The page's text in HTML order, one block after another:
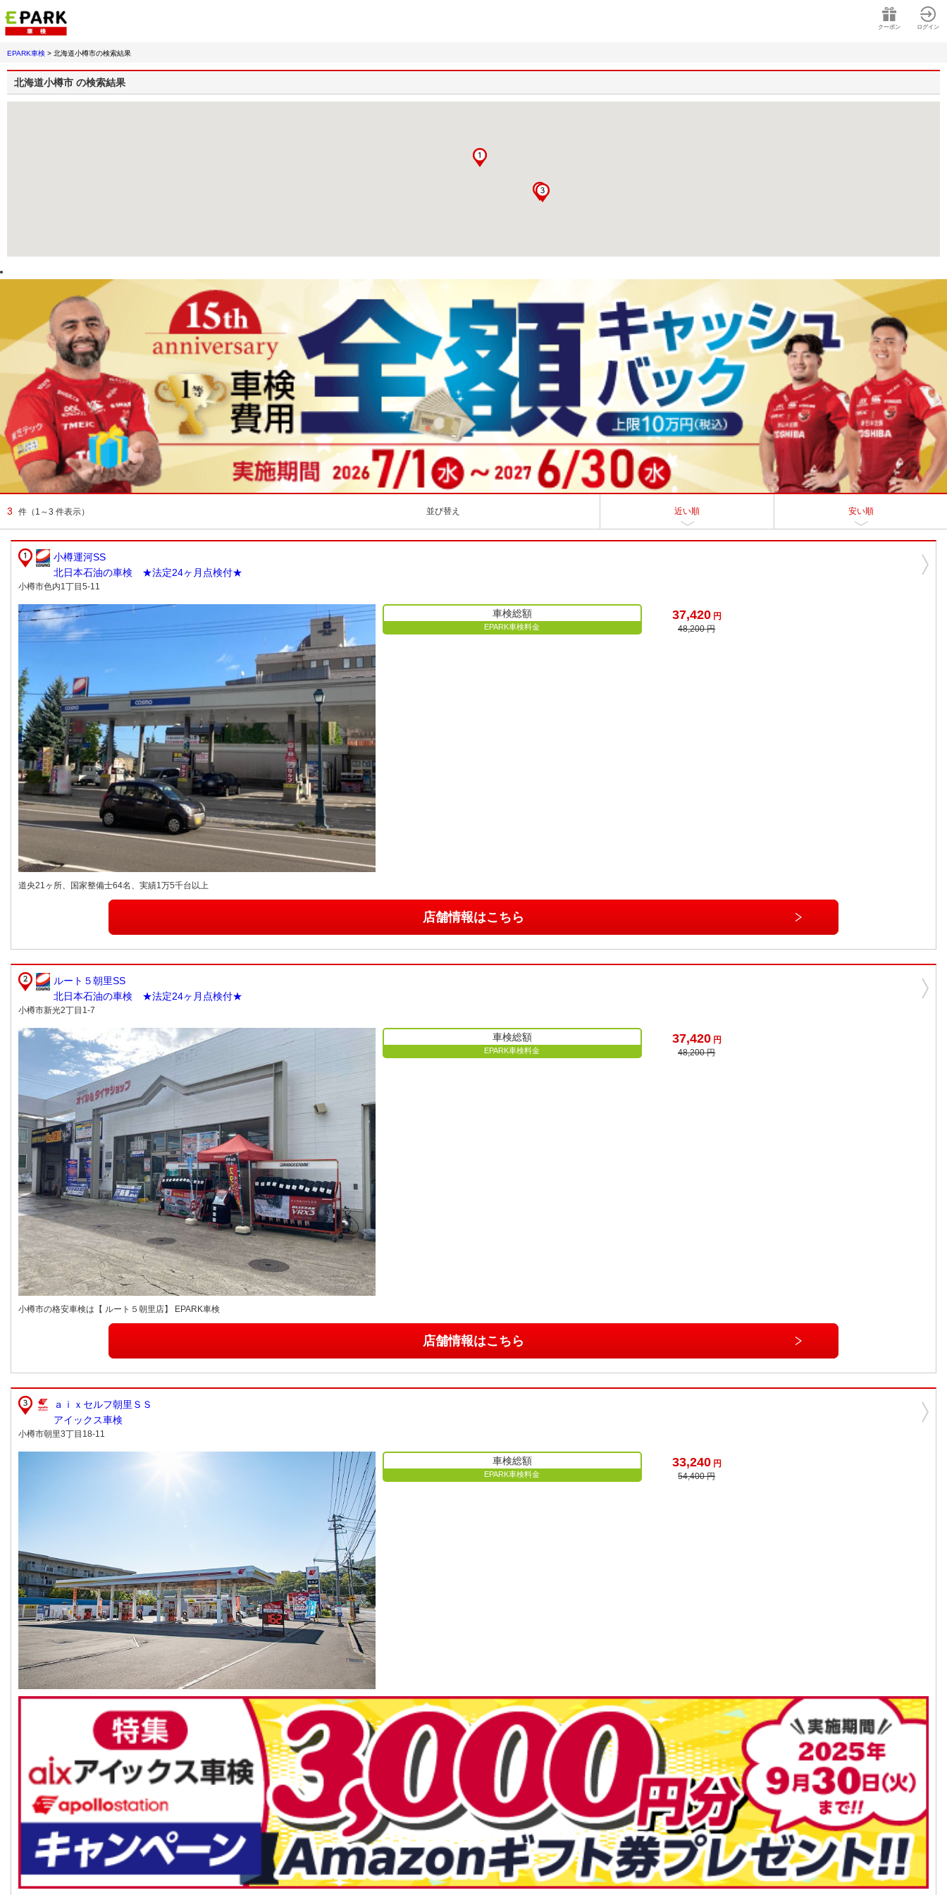
クーポン ログイン
EPARK車検 > 北海道小樽市の検索結果
北海道小樽市 の検索結果
3 件 （1～3 件表示） 並び替え 近い順 安い順
小樽運河SS
北日本石油の車検 ★法定24ヶ月点検付★
小樽市色内1丁目5-11
車検総額
EPARK車検料金
37,420円
48,200 円
道央21ヶ所、国家整備士64名、実績1万5千台以上
店舗情報はこちら
ルート５朝里SS
北日本石油の車検 ★法定24ヶ月点検付★
小樽市新光2丁目1-7
車検総額
EPARK車検料金
37,420円
48,200 円
小樽市の格安車検は【 ルート５朝里店】 EPARK車検
店舗情報はこちら
ａｉｘセルフ朝里ＳＳ
アイックス車検
小樽市朝里3丁目18-11
車検総額
EPARK車検料金
33,240円
54,400 円